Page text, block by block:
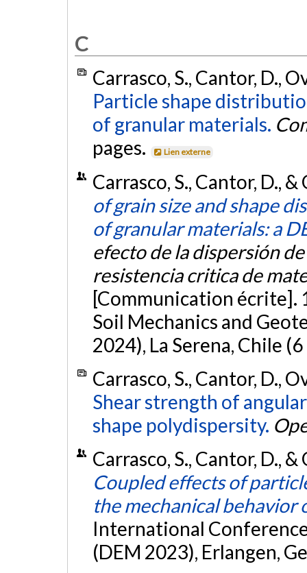
C
Carrasco, S., Cantor, D.,
Particle shape
of granular materials.
pages.
Lien externe
Carrasco, S., Cantor, D.,
of grain size and shape
of granular materials: a
efecto de la dispersión
resistencia critica de
[Communication écrite].
Soil Mechanics and
2024), La Serena, Chile
Carrasco, S., Cantor, D.,
Shear strength of
shape polydispersity.
Carrasco, S., Cantor, D.,
Coupled effects of
the mechanical behavior
International
(DEM 2023), Erlangen,